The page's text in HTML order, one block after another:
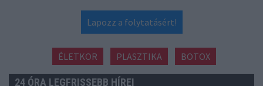
Lapozz a folytatásért!
ÉLETKOR PLASZTIKA BOTOX
24 ÓRA LEGFRISSEBB HÍREI